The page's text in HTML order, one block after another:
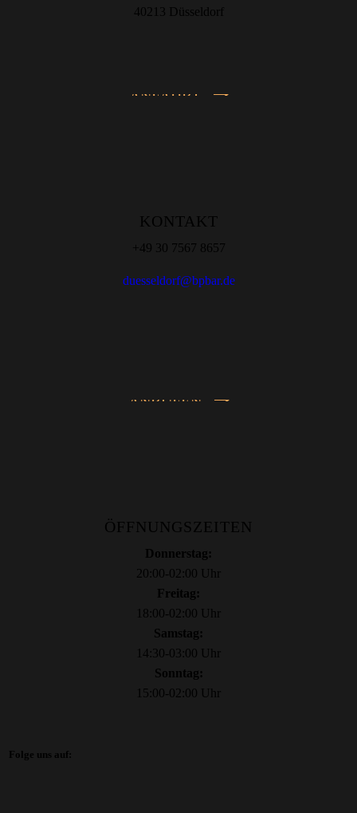
40213 Düsseldorf
ANFAHRT
KONTAKT
+49 30 7567 8657
duesseldorf@bpbar.de
ANRUFEN
ÖFFNUNGSZEITEN
Donnerstag:
20:00-02:00 Uhr
Freitag:
18:00-02:00 Uhr
Samstag:
14:30-03:00 Uhr
Sonntag:
15:00-02:00 Uhr
Folge uns auf: